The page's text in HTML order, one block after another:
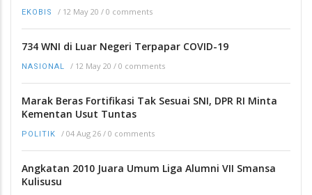
EKOBIS / 12 May 20 / 0 comments
734 WNI di Luar Negeri Terpapar COVID-19
NASIONAL / 12 May 20 / 0 comments
Marak Beras Fortifikasi Tak Sesuai SNI, DPR RI Minta
Kementan Usut Tuntas
POLITIK / 04 Aug 26 / 0 comments
Angkatan 2010 Juara Umum Liga Alumni VII Smansa
Kulisusu